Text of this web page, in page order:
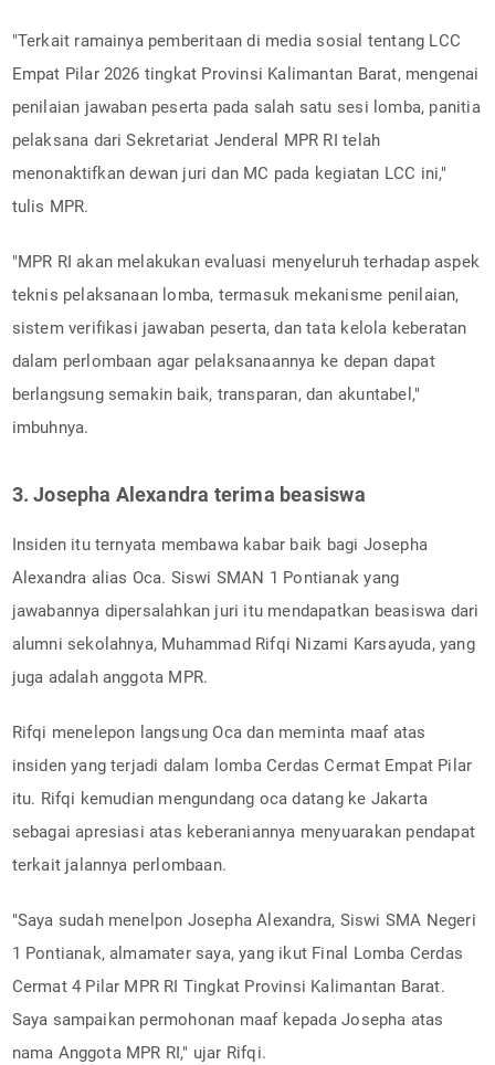
"Terkait ramainya pemberitaan di media sosial tentang LCC
Empat Pilar 2026 tingkat Provinsi Kalimantan Barat, mengenai
penilaian jawaban peserta pada salah satu sesi lomba, panitia
pelaksana dari Sekretariat Jenderal MPR RI telah
menonaktifkan dewan juri dan MC pada kegiatan LCC ini,"
tulis MPR.
"MPR RI akan melakukan evaluasi menyeluruh terhadap aspek
teknis pelaksanaan lomba, termasuk mekanisme penilaian,
sistem verifikasi jawaban peserta, dan tata kelola keberatan
dalam perlombaan agar pelaksanaannya ke depan dapat
berlangsung semakin baik, transparan, dan akuntabel,"
imbuhnya.
3. Josepha Alexandra terima beasiswa
Insiden itu ternyata membawa kabar baik bagi Josepha
Alexandra alias Oca. Siswi SMAN 1 Pontianak yang
jawabannya dipersalahkan juri itu mendapatkan beasiswa dari
alumni sekolahnya, Muhammad Rifqi Nizami Karsayuda, yang
juga adalah anggota MPR.
Rifqi menelepon langsung Oca dan meminta maaf atas
insiden yang terjadi dalam lomba Cerdas Cermat Empat Pilar
itu. Rifqi kemudian mengundang oca datang ke Jakarta
sebagai apresiasi atas keberaniannya menyuarakan pendapat
terkait jalannya perlombaan.
"Saya sudah menelpon Josepha Alexandra, Siswi SMA Negeri
1 Pontianak, almamater saya, yang ikut Final Lomba Cerdas
Cermat 4 Pilar MPR RI Tingkat Provinsi Kalimantan Barat.
Saya sampaikan permohonan maaf kepada Josepha atas
nama Anggota MPR RI," ujar Rifqi.